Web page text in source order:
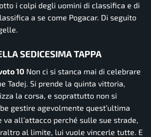
i colpi degli uomini di classifica e di
a se come Pogacar. Di seguito
SEDICESIMA TAPPA
10 Non ci si stanca mai di celebrare
Tadej. Si prende la quinta vittoria,
la corsa, e soprattutto non si
gestire agevolmente quest’ultima
all’attacco perché sulle sue strade,
al limite, lui vuole vincerle tutte. E